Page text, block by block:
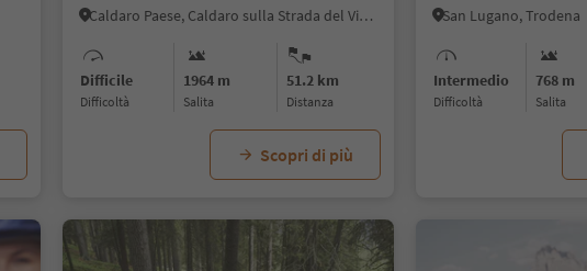
Caldaro Paese, Caldaro sulla Strada del Vino, Strada del Vino
Difficile
Difficoltà
1964 m
Salita
51.2 km
distanza
Scopri di più
San Lugano, Trodena
Intermedio
Difficoltà
768 m
Salita